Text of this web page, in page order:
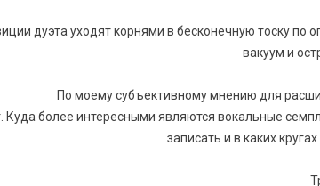
дуэта уходят корнями в бесконечную тоску по
вакуум и
По моему субъективному мнению для
Куда более интересными являются вокальные
записать и в каких